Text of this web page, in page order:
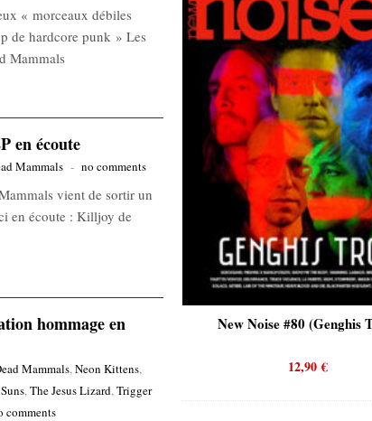
« morceaux débiles
de hardcore punk » Les
Mammals
en écoute
Mammals - no comments
vient de sortir un
en écoute : Killjoy de
hommage en
Mammals,Neon Kittens,
,The Jesus Lizard,Trigger
comments
#79 (Neurosis)
12,90€
New Noise #80 (Genghis Tron)
12,90€